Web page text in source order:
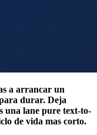
a arrancar un
durar. Deja
una lane pure text-to-
de vida mas corto.